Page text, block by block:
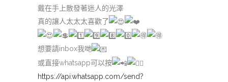
戴在手上散發著迷人的光澤
真的讓人太太太喜歡了
想要請inbox我哋
或直接whatsapp可以按
https://api.whatsapp.com/send?